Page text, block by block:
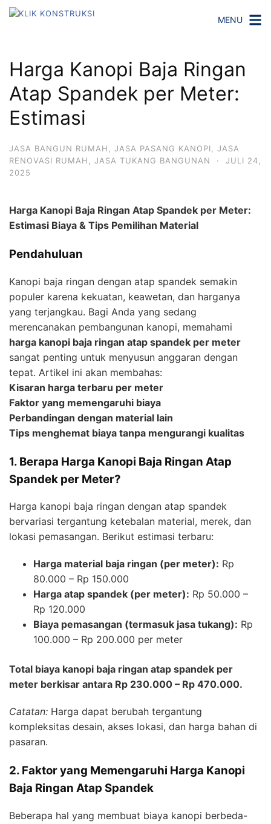
MENU
Harga Kanopi Baja Ringan
Atap Spandek per Meter:
Estimasi
JASA BANGUN RUMAH JASA PASANG KANOPI
JASA
RENOVASI RUMAH
JASA TUKANG BANGUNAN ·
JULI 24,
2025
Harga Kanopi Baja Ringan Atap Spandek per Meter:
Estimasi Biaya & Tips Pemilihan Material
Pendahuluan
Kanopi baja ringan dengan atap spandek semakin
populer karena kekuatan, keawetan, dan harganya
yang terjangkau. Bagi Anda yang sedang
merencanakan pembangunan kanopi, memahami
harga kanopi baja ringan atap spandek per meter
sangat penting untuk menyusun anggaran dengan
tepat. Artikel ini akan membahas:
Kisaran harga terbaru per meter
Faktor yang memengaruhi biaya
Perbandingan dengan material lain
Tips menghemat biaya tanpa mengurangi kualitas
1. Berapa Harga Kanopi Baja Ringan Atap
Spandek per Meter?
Harga kanopi baja ringan dengan atap spandek
bervariasi tergantung ketebalan material, merek, dan
lokasi pemasangan. Berikut estimasi terbaru:
Harga material baja ringan (per meter): Rp
80.000 – Rp 150.000
Harga atap spandek (per meter): Rp 50.000 –
Rp 120.000
Biaya pemasangan (termasuk jasa tukang): Rp
100.000 – Rp 200.000 per meter
Total biaya kanopi baja ringan atap spandek per
meter berkisar antara Rp 230.000 – Rp 470.000.
Catatan: Harga dapat berubah tergantung
kompleksitas desain, akses lokasi, dan harga bahan di
pasaran.
2. Faktor yang Memengaruhi Harga Kanopi
Baja Ringan Atap Spandek
Beberapa hal yang membuat biaya kanopi berbeda-